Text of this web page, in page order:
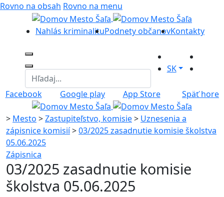
Rovno na obsah Rovno na menu
Nahlás kriminalituPodnety občanovKontakty
SK
Facebook Google play App Store Späť hore
> Mesto >Zastupiteľstvo, komisie> Uznesenia a
zápisnice komisií>03/2025 zasadnutie komisie školstva
05.06.2025
Zápisnica
03/2025 zasadnutie komisie
školstva 05.06.2025